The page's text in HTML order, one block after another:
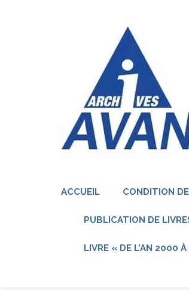
ACCUEIL CONDITION
PUBLICATION DE
LIVRE « DE L’AN 2000